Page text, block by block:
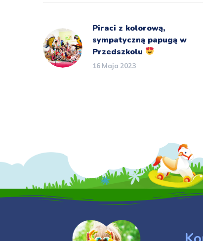
Piraci z kolorową,
sympatyczną papugą w
Przedszkolu
16 Maja 2023